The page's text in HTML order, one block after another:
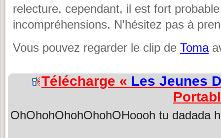
relecture, cependant, il est fort
incompréhensions. N'hésitez pas à
Vous pouvez regarder le clip de Toma
Télécharge « Les Jeunes
OhOhohOhohOhohOHoooh tu dadada